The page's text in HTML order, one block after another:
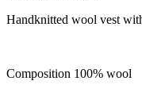
Handknitted wool vest
Composition 100% wool